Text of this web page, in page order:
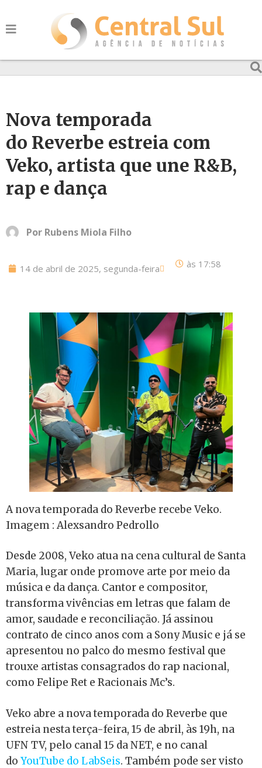
Nova temporada
do Reverbe estreia com
Veko, artista que une R&B,
rap e dança
Por Rubens Miola Filho
14 de abril de 2025, segunda-feira às 17:58
A nova temporada do Reverbe recebe Veko.
Imagem : Alexsandro Pedrollo
Desde 2008, Veko atua na cena cultural de Santa
Maria, lugar onde promove arte por meio da
música e da dança. Cantor e compositor,
transforma vivências em letras que falam de
amor, saudade e reconciliação. Já assinou
contrato de cinco anos com a Sony Music e já se
apresentou no palco do mesmo festival que
trouxe artistas consagrados do rap nacional,
como Felipe Ret e Racionais Mc’s.
Veko abre a nova temporada do Reverbe que
estreia nesta terça-feira, 15 de abril, às 19h, na
UFN TV, pelo canal 15 da NET, e no canal
do YouTube do LabSeis. Também pode ser visto